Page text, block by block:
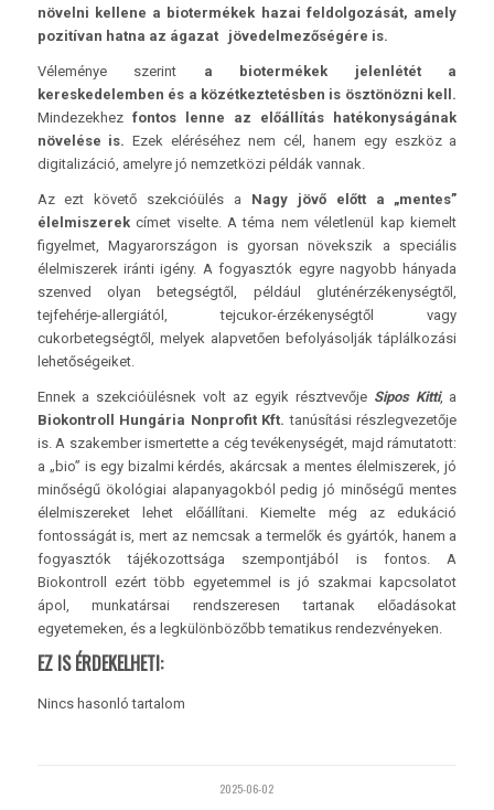
növelni kellene a biotermékek hazai feldolgozását, amely
pozitívan hatna az ágazat jövedelmezőségére is.
Véleménye szerint a biotermékek jelenlétét a
kereskedelemben és a közétkeztetésben is ösztönözni kell.
Mindezekhez fontos lenne az előállítás hatékonyságának
növelése is. Ezek eléréséhez nem cél, hanem egy eszköz a
digitalizáció, amelyre jó nemzetközi példák vannak.
Az ezt követő szekcióülés a Nagy jövő előtt a „mentes”
élelmiszerekcímet viselte. A téma nem véletlenül kap kiemelt
figyelmet, Magyarországon is gyorsan növekszik a speciális
élelmiszerek iránti igény. A fogyasztók egyre nagyobb hányada
szenved olyan betegségtől, például gluténérzékenységtől,
tejfehérje-allergiától, tejcukor-érzékenységtől vagy
cukorbetegségtől, melyek alapvetően befolyásolják táplálkozási
lehetőségeiket.
Ennek a szekcióülésnek volt az egyik résztvevője Sipos Kitti, a
Biokontroll Hungária Nonprofit Kft. tanúsítási részlegvezetője
is. A szakember ismertette a cég tevékenységét, majd rámutatott:
a „bio” is egy bizalmi kérdés, akárcsak a mentes élelmiszerek, jó
minőségű ökológiai alapanyagokból pedig jó minőségű mentes
élelmiszereket lehet előállítani. Kiemelte még az edukáció
fontosságát is, mert az nemcsak a termelők és gyártók, hanem a
fogyasztók tájékozottsága szempontjából is fontos. A
Biokontroll ezért több egyetemmel is jó szakmai kapcsolatot
ápol, munkatársai rendszeresen tartanak előadásokat
egyetemeken, és a legkülönbözőbb tematikus rendezvényeken.
EZ IS ÉRDEKELHETI:
Nincs hasonló tartalom
2025-06-02